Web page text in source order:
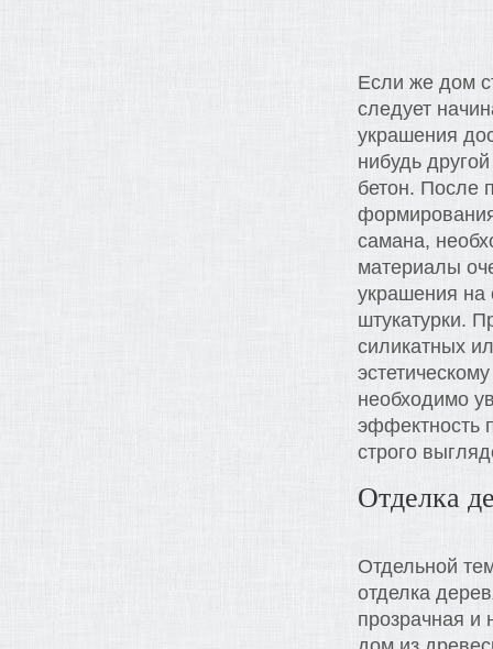
Если же дом
следует
украшения
нибудь
бетон. После
самана,
материалы
украшения на
штукатурки.
силикатных
необходимо
эффектность
строго
Отделка
Отдельной
отделка
прозрачная и